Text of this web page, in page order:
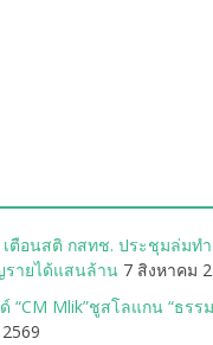
เตือนสติ กสทช. ประชุมล่มท
ายได้แสนล้าน 7 สิงหาคม
“CM Mlik”ชูสโลแกน “ธร